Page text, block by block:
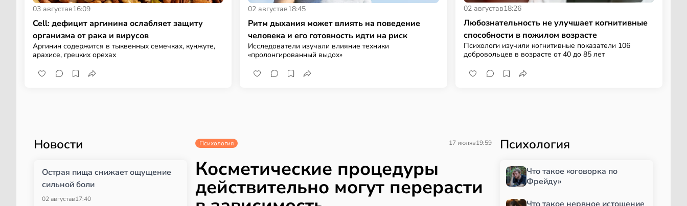
03 августав16:09
Cell: дефицит аргинина ослабляет защиту
организма от рака и вирусов
Аргинин содержится в тыквенных семечках, кунжуте,
арахисе, грецких орехах
02 августав18:45
Ритм дыхания может влиять на поведение
человека и его готовность идти на риск
Исследователи изучали влияние техники
«пролонгированный выдох»
02 августав18:26
Любознательность не улучшает когнитивные
способности в пожилом возрасте
Психологи изучили когнитивные показатели 106
добровольцев в возрасте от 40 до 85 лет
Новости
Острая пища снижает ощущение
сильной боли
02 августав17:40
Психология 17 июляв19:59
Косметические процедуры
действительно могут перерасти
Психология
Что такое «оговорка по
Фрейду»